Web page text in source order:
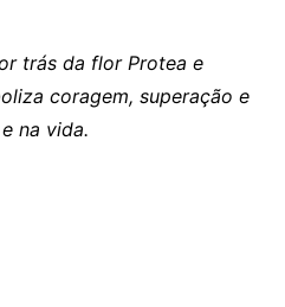
trás da flor Protea e
coragem, superação e
na vida.